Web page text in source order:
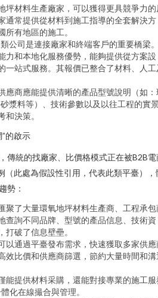
坪材料生產廠家，可以獲得更具競爭力的
通常提供從材料到施工指導的全套解決方
有地區的施工。
類公司是連接廠家和終端客戶的重要橋梁
力和本地化服務優勢，能夠提供從方案設
一站式服務。其報價已整合了材料、人工
應商應能提供清晰的產品型號說明（如：
漿料等）、技術參數以及以往工程的實
和決策。
的啟示
傳統的找廠家、比價格模式正在被B2B電
（此處為假設性引用，代表此類平臺），
勢：
聚了大量環氧地坪材料生產商、工程承包
查詢不同品牌、型號的產品信息、技術資
破了信息壁壘。
以通過平臺發布需求，快速獲取多家供應
效比價和供應商篩選，節約大量時間和溝
能提供材料采購，還能對接專業的施工服
化在線撮合與管理。